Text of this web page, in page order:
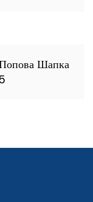
Попова Шапка